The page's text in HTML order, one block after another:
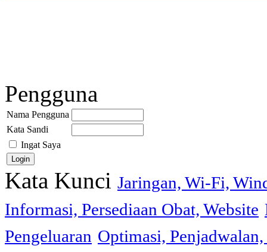
Pengguna
Nama Pengguna
Kata Sandi
Ingat Saya
Kata Kunci Jaringan, Wi-Fi,
Informasi, Persediaan Obat, Website
Pengeluaran Optimasi,